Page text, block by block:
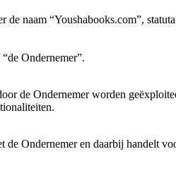
de naam “Youshabooks.com”,
Ondernemer”.
de Ondernemer worden
de Ondernemer en daarbij handelt